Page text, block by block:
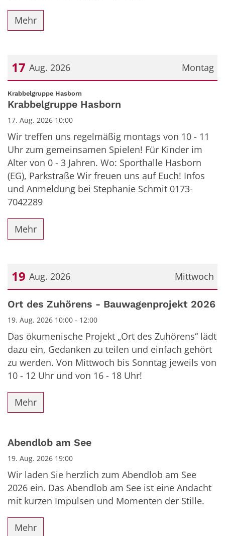
Mehr
Montag
17 Aug. 2026
Datum: 17. August 2026
Krabbelgruppe Hasborn
Krabbelgruppe Hasborn
17. Aug. 2026 10:00
Wir treffen uns regelmäßig montags von 10 - 11
Uhr zum gemeinsamen Spielen! Für Kinder im
Alter von 0 - 3 Jahren. Wo: Sporthalle Hasborn
(EG), Parkstraße Wir freuen uns auf Euch! Infos
und Anmeldung bei Stephanie Schmit 0173-
7042289
Mehr
Mittwoch
19 Aug. 2026
Datum: 19. August 2026
Ort des Zuhörens - Bauwagenprojekt 2026
19. Aug. 2026 10:00 - 12:00
Das ökumenische Projekt „Ort des Zuhörens“ lädt
dazu ein, Gedanken zu teilen und einfach gehört
zu werden. Von Mittwoch bis Sonntag jeweils von
10 - 12 Uhr und von 16 - 18 Uhr!
Mehr
Abendlob am See
19. Aug. 2026 19:00
Wir laden Sie herzlich zum Abendlob am See
2026 ein. Das Abendlob am See ist eine Andacht
mit kurzen Impulsen und Momenten der Stille.
Mehr